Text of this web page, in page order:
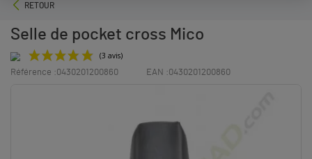
RETOUR
Selle de pocket cross Mico
Référence :0430201200860 EAN :0430201200860